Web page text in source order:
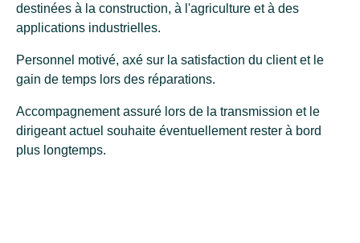
destinées à la construction, à l'agriculture et à des
applications industrielles.
Personnel motivé, axé sur la satisfaction du client et le
gain de temps lors des réparations.
Accompagnement assuré lors de la transmission et le
dirigeant actuel souhaite éventuellement rester à bord
plus longtemps.